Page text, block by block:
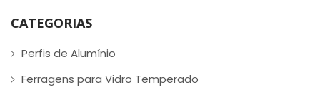
CATEGORIAS
Perfis de Alumínio
Ferragens para Vidro Temperado